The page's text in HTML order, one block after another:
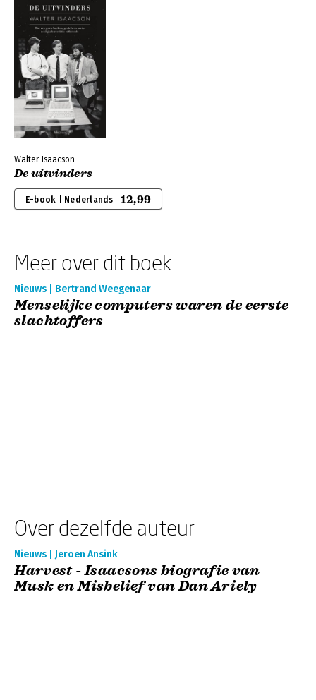
Walter Isaacson
De uitvinders
E-book | Nederlands 12,99
Meer over dit boek
Nieuws | Bertrand Weegenaar
Menselijke computers waren de eerste
slachtoffers
Over dezelfde auteur
Nieuws | Jeroen Ansink
Harvest - Isaacsons biografie van
Musk en Misbelief van Dan Ariely